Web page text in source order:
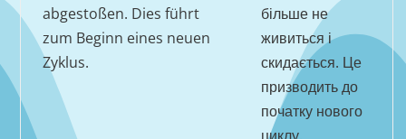
abgestoßen. Dies führt
zum Beginn eines neuen
Zyklus.
більше не
живиться і
скидається. Це
призводить до
початку нового